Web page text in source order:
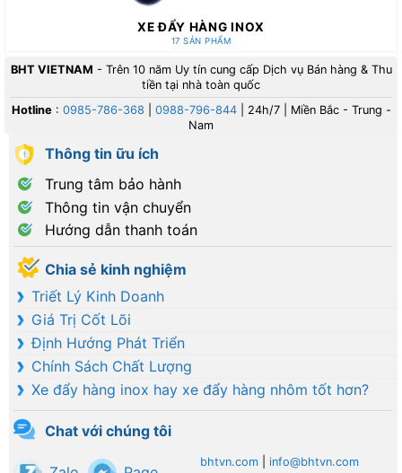
XE ĐẨY HÀNG INOX
17 SẢN PHẨM
BHT VIETNAM - Trên 10 năm Uy tín cung cấp Dịch vụ Bán hàng & Thu
tiền tại nhà toàn quốc
Hotline: 0985-786-368 0988-796-844| 24h/7 | Miền Bắc - Trung -
Nam
Thông tin ữu ích
Trung tâm bảo hành
Thông tin vận chuyển
Hướng dẫn thanh toán
Chia sẻ kinh nghiệm
Triết Lý Kinh Doanh
Giá Trị Cốt Lõi
Định Hướng Phát Triển
Chính Sách Chất Lượng
Xe đẩy hàng inox hay xe đẩy hàng nhôm tốt hơn?
Chat với chúng tôi
bhtvn.com info@bhtvn.com